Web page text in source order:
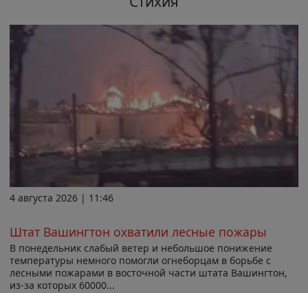
4 августа 2026 | 11:46
Штат Вашингтон охватили лесные пожары
В понедельник слабый ветер и небольшое понижение
температуры немного помогли огнеборцам в борьбе с
лесными пожарами в восточной части штата Вашингтон,
из-за которых 60000...